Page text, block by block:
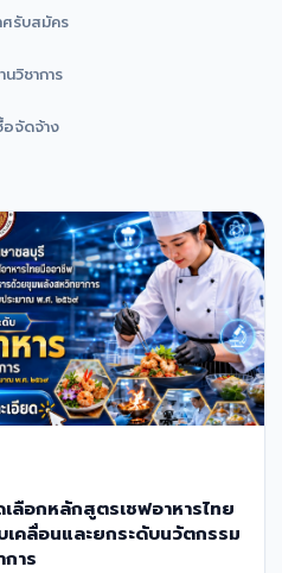
ศรับสมัคร
นวิชาการ
จัดจ้าง
ลือกหลักสูตรเชฟอาหารไทย
คลื่อนและยกระดับนวัตกรรม
าร